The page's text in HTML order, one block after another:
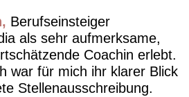
Berufseinsteiger
als sehr aufmerksame,
Coachin erlebt.
war für mich ihr klarer Blick
Stellenausschreibung.